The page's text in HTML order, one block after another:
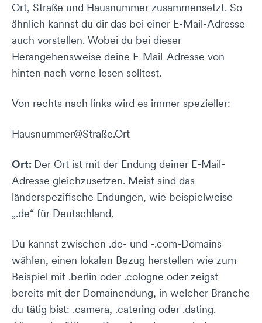
Ort, Straße und Hausnummer zusammensetzt. So
ähnlich kannst du dir das bei einer E-Mail-Adresse
auch vorstellen. Wobei du bei dieser
Herangehensweise deine E-Mail-Adresse von
hinten nach vorne lesen solltest.
Von rechts nach links wird es immer spezieller:
Hausnummer@Straße.Ort
Ort: Der Ort ist mit der Endung deiner E-Mail-
Adresse gleichzusetzen. Meist sind das
länderspezifische Endungen, wie beispielweise
„.de“ für Deutschland.
Du kannst zwischen .de- und -.com-Domains
wählen, einen lokalen Bezug herstellen wie zum
Beispiel mit .berlin oder .cologne oder zeigst
bereits mit der Domainendung, in welcher Branche
du tätig bist: .camera, .catering oder .dating.